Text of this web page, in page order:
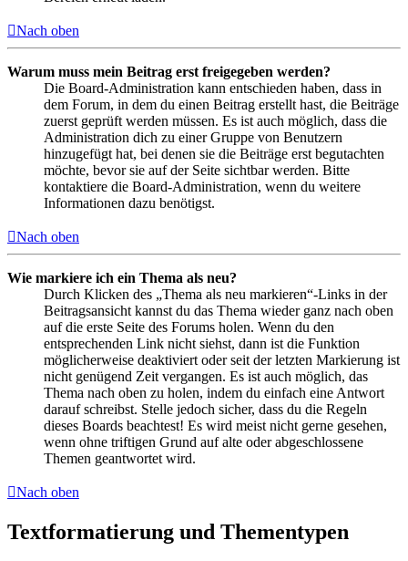
Nach oben
Warum muss mein Beitrag erst freigegeben werden?
Die Board-Administration kann entschieden haben, dass in
dem Forum, in dem du einen Beitrag erstellt hast, die Beiträge
zuerst geprüft werden müssen. Es ist auch möglich, dass die
Administration dich zu einer Gruppe von Benutzern
hinzugefügt hat, bei denen sie die Beiträge erst begutachten
möchte, bevor sie auf der Seite sichtbar werden. Bitte
kontaktiere die Board-Administration, wenn du weitere
Informationen dazu benötigst.
Nach oben
Wie markiere ich ein Thema als neu?
Durch Klicken des „Thema als neu markieren“-Links in der
Beitragsansicht kannst du das Thema wieder ganz nach oben
auf die erste Seite des Forums holen. Wenn du den
entsprechenden Link nicht siehst, dann ist die Funktion
möglicherweise deaktiviert oder seit der letzten Markierung ist
nicht genügend Zeit vergangen. Es ist auch möglich, das
Thema nach oben zu holen, indem du einfach eine Antwort
darauf schreibst. Stelle jedoch sicher, dass du die Regeln
dieses Boards beachtest! Es wird meist nicht gerne gesehen,
wenn ohne triftigen Grund auf alte oder abgeschlossene
Themen geantwortet wird.
Nach oben
Textformatierung und Thementypen